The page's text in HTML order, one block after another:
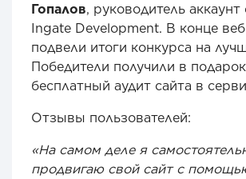
Гопалов, руководитель аккаунт
Ingate Development. В конце
подвели итоги конкурса на
Победители получили в подарок
бесплатный аудит сайта в
Отзывы пользователей:
«На самом деле я
продвигаю свой сайт с